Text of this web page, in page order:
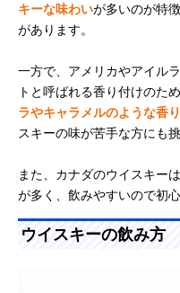
キーな味わいが多いのが特
があります。
一方で、アメリカやアイル
トと呼ばれる香り付けのた
ラやキャラメルのような香り
スキーの味が苦手な方にも
また、カナダのウイスキーは
が多く、飲みやすいので初
ウイスキーの飲み方